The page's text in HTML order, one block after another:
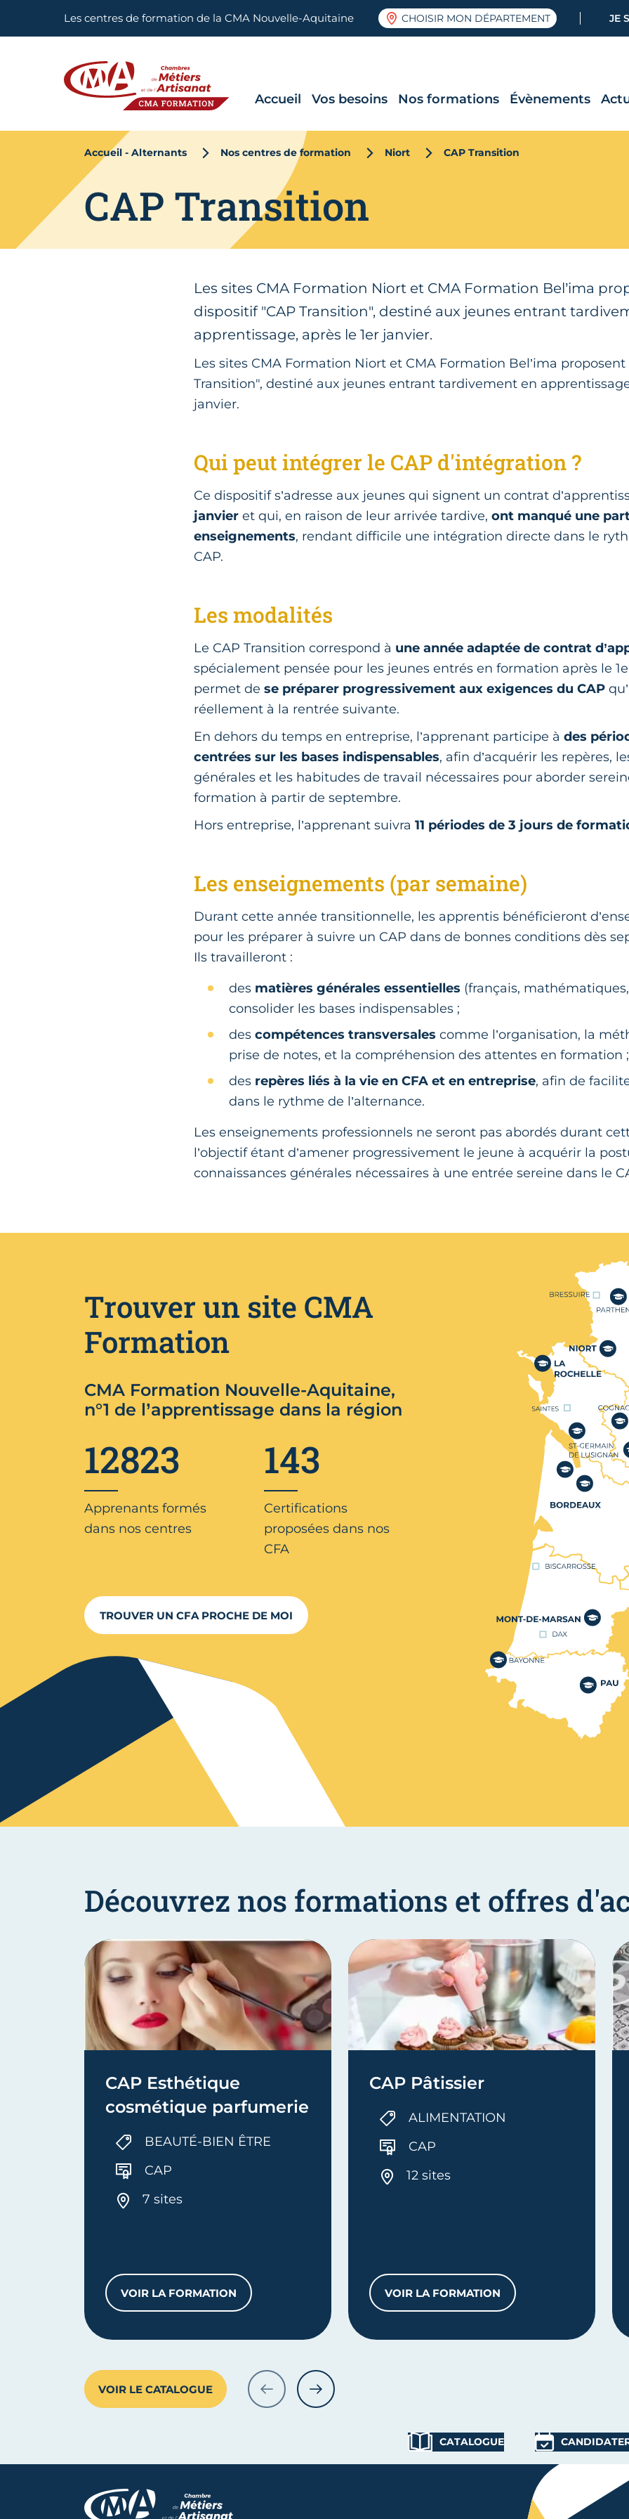
Les centres de formation de la CMA Nouvelle-Aquitaine CHOISIR MON DÉPARTEMENT JE
Accueil Vos besoins Nos formations Évènements
Accueil - Alternants Nos centres de formation Niort CAP Transition
CAP Transition
Les sites CMA Formation Niort et CMA Formation Bel’ima
dispositif "CAP Transition", destiné aux jeunes entrant
apprentissage, après le 1er janvier.
Les sites CMA Formation Niort et CMA Formation Bel’ima
Transition", destiné aux jeunes entrant tardivement en
janvier.
Qui peut intégrer le CAP d'intégration ?
Ce dispositif s’adresse aux jeunes qui signent un contrat
janvier et qui, en raison de leur arrivée tardive,ont manqué une
enseignements, rendant difficile une intégration directe dans le
CAP.
Les modalités
Le CAP Transition correspond à une année adaptée de contrat
spécialement pensée pour les jeunes entrés en formation après le
permet dese préparer progressivement aux exigences du CAP
réellement à la rentrée suivante.
En dehors du temps en entreprise, l’apprenant participe àdes
centrées sur les bases indispensables, afin d’acquérir les repères,
générales et les habitudes de travail nécessaires pour aborder
formation à partir de septembre.
Hors entreprise, l’apprenant suivra11 périodes de 3 jours de
Les enseignements (par semaine)
Durant cette année transitionnelle, les apprentis bénéficieront
pour les préparer à suivre un CAP dans de bonnes conditions dès
Ils travailleront :
des matières générales essentielles (français,
consolider les bases indispensables ;
descompétences transversales comme l’organisation, la
prise de notes, et la compréhension des attentes en formation ;
des repères liés à la vie en CFA et en entreprise, afin de
dans le rythme de l’alternance.
Les enseignements professionnels ne seront pas abordés durant
l’objectif étant d’amener progressivement le jeune à acquérir la
connaissances générales nécessaires à une entrée sereine dans le
Nos centres de
Trouver un site CMA
Formation
CMA Formation Nouvelle-Aquitaine,
n°1 de l’apprentissage dans la région
12823
Apprenants formés
dans nos centres
143
Certifications
proposées dans nos
CFA
TROUVER UN CFA PROCHE DE MOI
Découvrez nos formations et offres
CAP Esthétique
cosmétique parfumerie
BEAUTÉ-BIEN ÊTRE
CAP
7 sites
VOIR LA FORMATIONCAP ESTHÉTIQUE COSMÉTIQUE PARFUMERIE
CAP Pâtissier
ALIMENTATION
CAP
12 sites
VOIR LA FORMATION
CAP PÂTISSIER
VOIR LE CATALOGUE PRÉCÉDENTSUIVANT
CATALOGUE